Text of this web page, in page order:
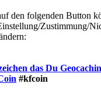
den folgenden Button
Zustimmung/
das Du
#kfcoin